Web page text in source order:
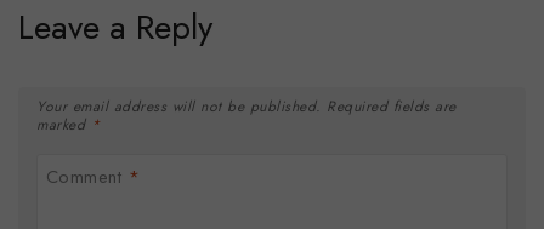
Leave a Reply
Your email address will not be published. Required fields are
marked *
Comment *